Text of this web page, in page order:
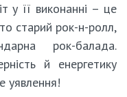
у її виконанні – це
старий рок-н-ролл,
рок-балада.
й енергетику
уявлення!